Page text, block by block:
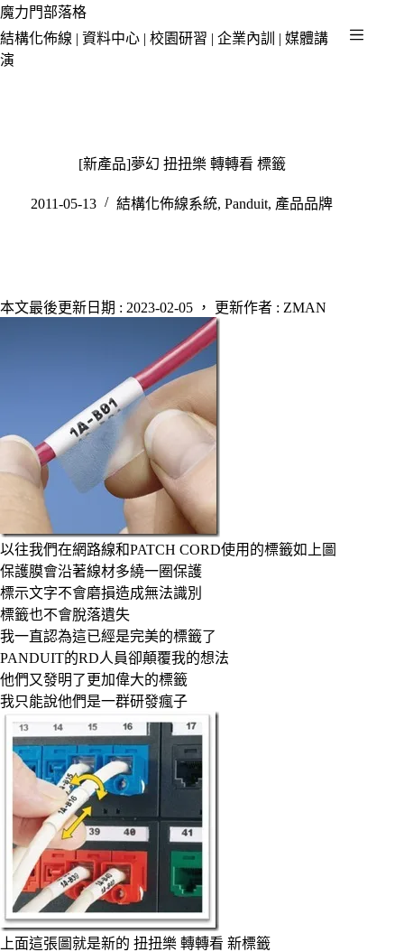
跳
至
主
魔力門部落格
結構化佈線 | 資料中心 | 校園研習 | 企業內訓 | 媒體講
演
[新產品]夢幻 扭扭樂 轉轉看 標籤
2011-05-13 結構化佈線系統,Panduit, 產品品牌
本文最後更新日期 : 2023-02-05 ， 更新作者 : ZMAN
以往我們在網路線和PATCH CORD使用的標籤如上圖
保護膜會沿著線材多繞一圈保護
標示文字不會磨損造成無法識別
標籤也不會脫落遺失
我一直認為這已經是完美的標籤了
PANDUIT的RD人員卻顛覆我的想法
他們又發明了更加偉大的標籤
我只能說他們是一群研發瘋子
上面這張圖就是新的 扭扭樂 轉轉看 新標籤